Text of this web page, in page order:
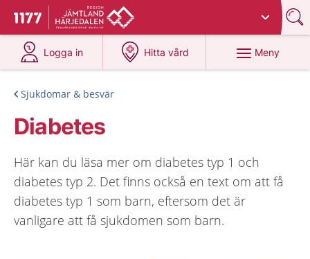
Till startsidan för 1177
Du har valt region
Logga in
på 1177.se
Hitta vård
på 1177.se
Meny
Sjukdomar & besvär
Diabetes
Här kan du läsa mer om diabetes typ 1 och
diabetes typ 2. Det finns också en text om att få
diabetes typ 1 som barn, eftersom det är
vanligare att få sjukdomen som barn.